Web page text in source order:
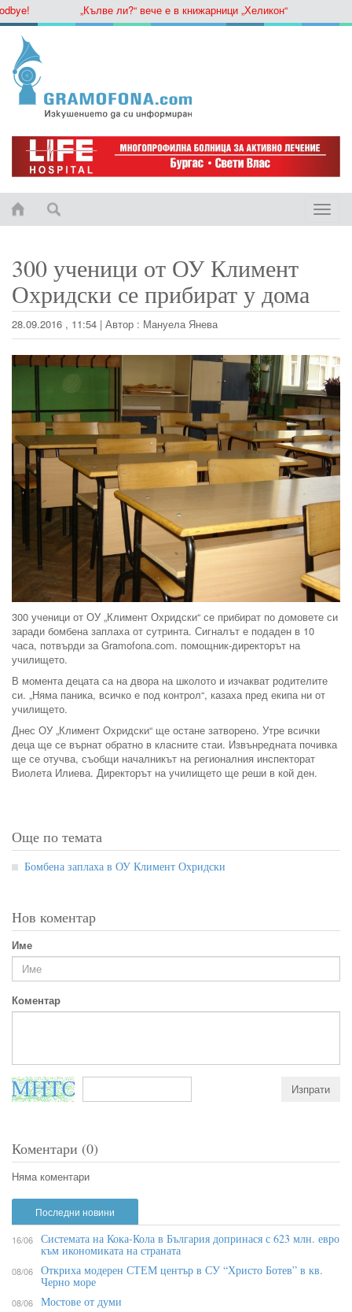
„Кълве ли?“ вече е в книжарници „Хеликон“
Toggle
300 ученици от ОУ Климент
Охридски се прибират у дома
28.09.2016 , 11:54 | Автор : Мануела Янева
300 ученици от ОУ „Климент Охридски“ се прибират по домовете си
заради бомбена заплаха от сутринта. Сигналът е подаден в 10
часа, потвърди за Gramofona.com. помощник-директорът на
училището.
В момента децата са на двора на школото и изчакват родителите
си. „Няма паника, всичко е под контрол“, казаха пред екипа ни от
училището.
Днес ОУ „Климент Охридски“ ще остане затворено. Утре всички
деца ще се върнат обратно в класните стаи. Извънредната почивка
ще се отучва, съобщи началникът на регионалния инспекторат
Виолета Илиева. Директорът на училището ще реши в кой ден.
Още по темата
Бомбена заплаха в ОУ Климент Охридски
Нов коментар
Име
Коментар
Коментари (0)
Няма коментари
Последни новини
16/06 Системата на Кока-Кола в България допринася с 623 млн. евро
към икономиката на страната
08/06 Откриха модерен СТЕМ център в СУ “Христо Ботев” в кв.
Черно море
08/06 Мостове от думи